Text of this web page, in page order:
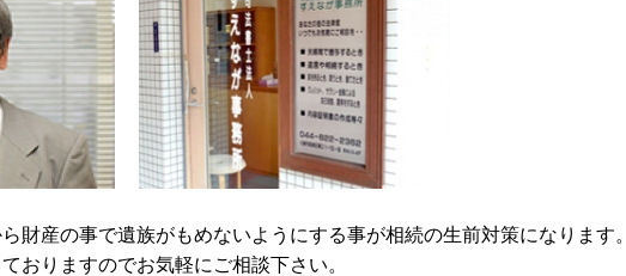
財産の事で遺族がもめないようにする事が相続の生前対策になります。
おりますのでお気軽にご相談下さい。